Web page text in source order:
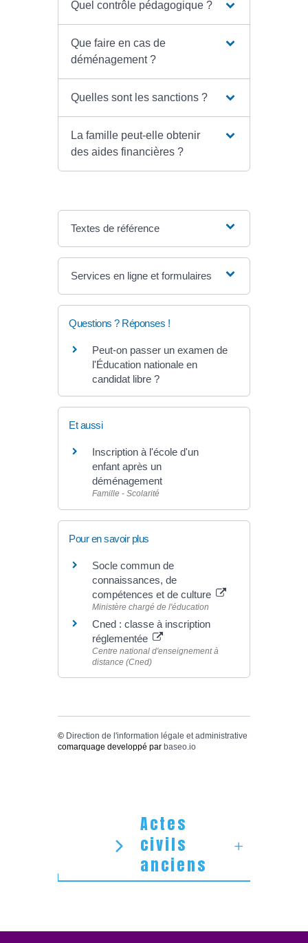
Quel contrôle pédagogique ?
Que faire en cas de
déménagement ?
Quelles sont les sanctions ?
La famille peut-elle obtenir
des aides financières ?
Textes de référence
Services en ligne et formulaires
Questions ? Réponses !
Peut-on passer un examen de
l'Éducation nationale en
candidat libre ?
Et aussi
Inscription à l'école d'un
enfant après un
déménagement
Famille - Scolarité
Pour en savoir plus
Socle commun de
connaissances, de
compétences et de culture
Ministère chargé de l'éducation
Cned : classe à inscription
réglementée
Centre national d'enseignement à
distance (Cned)
© Direction de l'information légale et administrative
comarquage developpé par baseo.io
Actes
civils
anciens